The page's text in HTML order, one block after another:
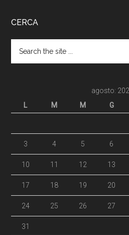
CERCA
agosto:
L
M M G
3 4 5 6
10 11 12 13
17 18 19 20
24 25 26 27
31